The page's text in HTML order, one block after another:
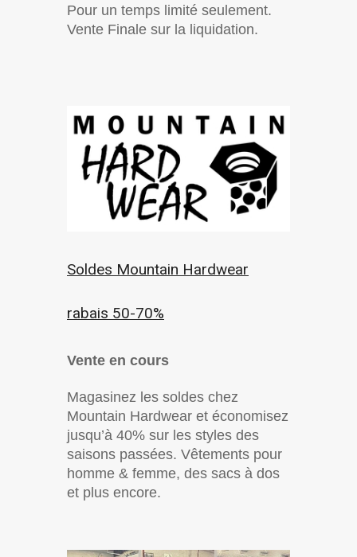
Pour un temps limité seulement.
Vente Finale sur la liquidation.
Soldes Mountain Hardwear
rabais 50-70%
Vente en cours
Magasinez les soldes chez
Mountain Hardwear et économisez
jusqu’à 40% sur les styles des
saisons passées. Vêtements pour
homme & femme, des sacs à dos
et plus encore.